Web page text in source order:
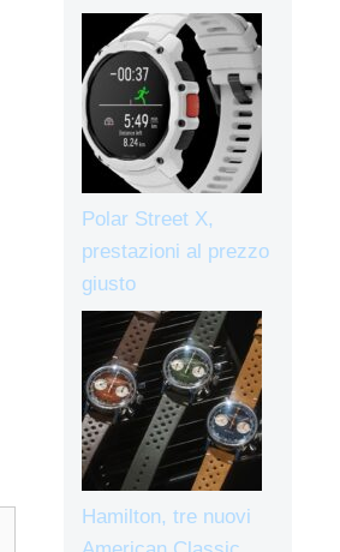
Polar Street X,
prestazioni al prezzo
giusto
Hamilton, tre nuovi